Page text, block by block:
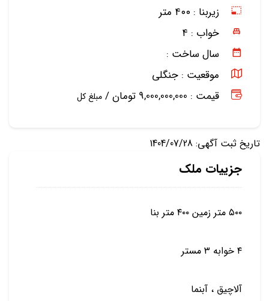
زیربنا : ۴۰۰ متر
خواب : ۴
سال ساخت :
موقعیت : جنگلی
قیمت : 9,000,000,000 تومان /
مبلغ کل
تاریخ ثبت آگهی: 1404/07/28
جزییات ملک
۵۰۰ متر زمین ۴۰۰ متر بنا
۴ خوابه ۳ مستر
آلاچیق ، آبنما